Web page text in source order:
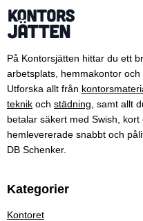
På Kontorsjätten hittar du ett
arbetsplats, hemmakontor
Utforska allt från
teknik och städning , samt allt
betalar säkert med Swish,
hemlevererade snabbt och
DB Schenker.
Kategorier
Kontoret